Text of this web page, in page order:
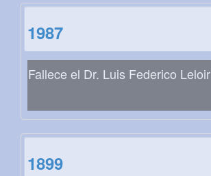
1987
Fallece el Dr. Luis Federico Leloir
1899